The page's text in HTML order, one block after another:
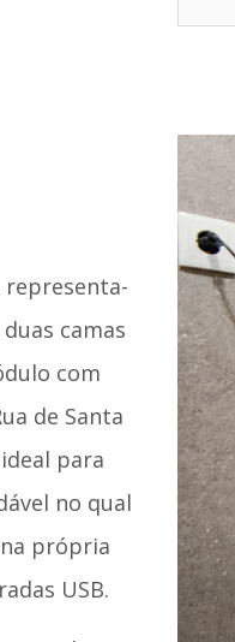
representa-
camas
com
de Santa
para
no qual
própria
USB.